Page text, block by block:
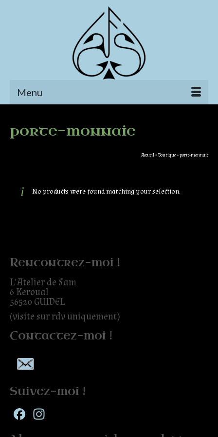
Menu
porte-monnaie
Accueil»Boutique»porte-monnaie
No products were found matching your selection.
Rencontrez-moi !
L’Atelier de Sam
6 Keroual
56520 GUIDEL
(visite sur rdv uniquement)
Contactez-moi !
Suivez-moi !
Facebook